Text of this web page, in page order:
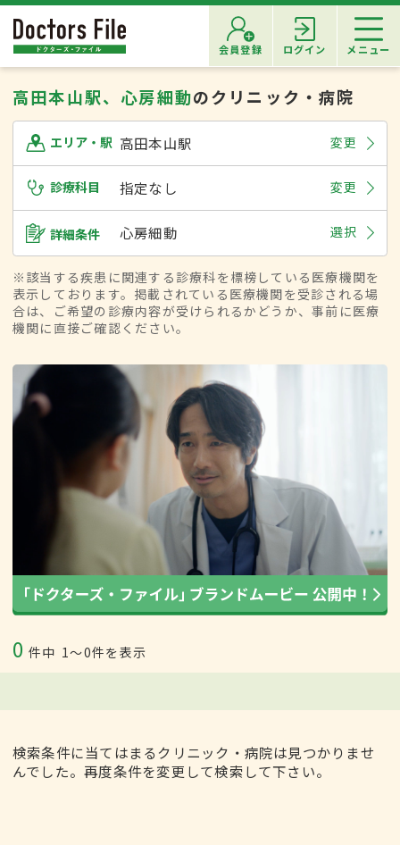
会員登録 ログイン メニュー
高田本山駅、心房細動のクリニック・病院
エリア・駅 高田本山駅 変更
診療科目 指定なし 変更
詳細条件 心房細動 選択
※該当する疾患に関連する診療科を標榜している医療機関を
表示しております。掲載されている医療機関を受診される場
合は、ご希望の診療内容が受けられるかどうか、事前に医療
機関に直接ご確認ください。
0 件中 1〜0件を表示
検索条件に当てはまるクリニック・病院は見つかりませ
んでした。再度条件を変更して検索して下さい。